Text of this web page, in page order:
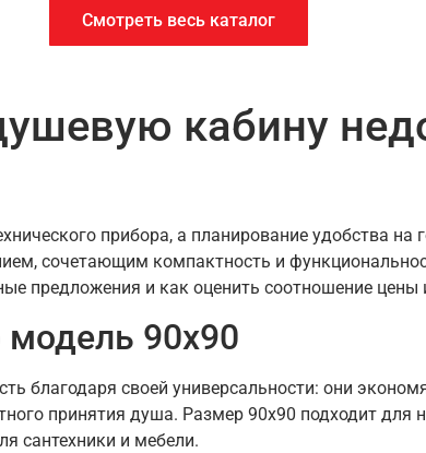
Смотреть весь каталог
кабину
прибора, а планирование удобства на
сочетающим компактность и
предложения и как оценить соотношение цены
90х90
благодаря своей универсальности: они
принятия душа. Размер 90х90 подходит для
сантехники и мебели.